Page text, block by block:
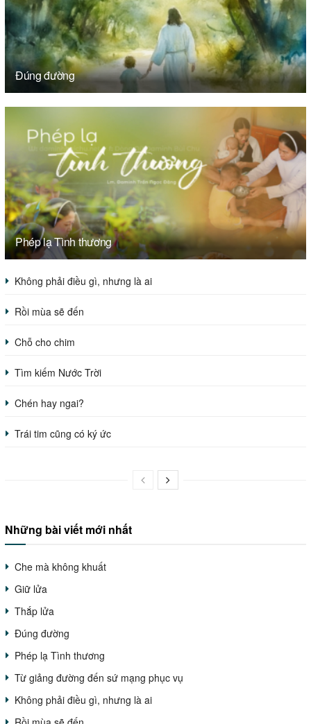
Đúng đường
Phép lạ Tình thương
Không phải điều gì, nhưng là ai
Rồi mùa sẽ đến
Chỗ cho chim
Tìm kiếm Nước Trời
Chén hay ngai?
Trái tim cũng có ký ức
Những bài viết mới nhất
Che mà không khuất
Giữ lửa
Thắp lửa
Đúng đường
Phép lạ Tình thương
Từ giảng đường đến sứ mạng phục vụ
Không phải điều gì, nhưng là ai